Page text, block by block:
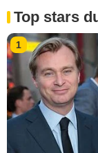
Top stars
1